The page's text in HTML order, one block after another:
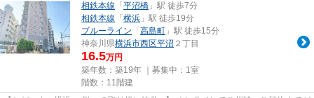
相鉄本線 「 平沼橋 」駅 徒歩7分
相鉄本線 「 横浜 」駅 徒歩19分
ブルーライン 「 高島町 」駅 徒歩15分
神奈川県横浜市西区平沼 ２丁目
16.5万円
築年数：築19年 ｜募集中： 1室
階数：11階建